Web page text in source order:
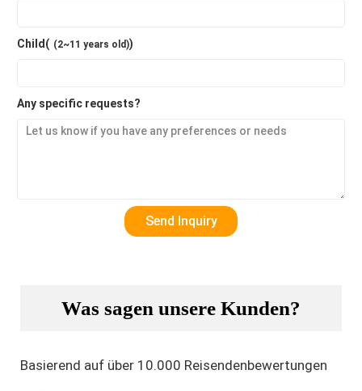
Child( (2~11 years old))
Any specific requests?
Was sagen unsere Kunden?
Basierend auf über 10.000 Reisendenbewertungen